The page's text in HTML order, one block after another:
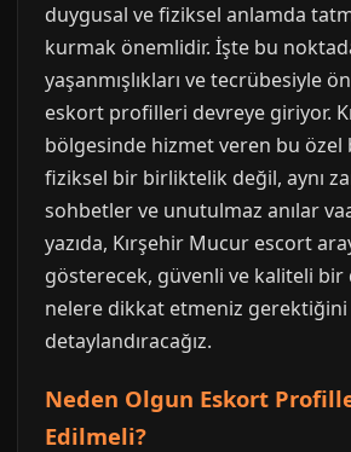
duygusal ve fiziksel anlamda
kurmak önemlidir. İşte bu
yaşanmışlıkları ve tecrübesiyle
eskort profilleri devreye giriyor.
bölgesinde hizmet veren bu özel
fiziksel bir birliktelik değil, aynı
sohbetler ve unutulmaz anılar
yazıda, Kırşehir Mucur escort
gösterecek, güvenli ve kaliteli bir
nelere dikkat etmeniz gerektiğini
detaylandıracağız.
Neden Olgun Eskort
Edilmeli?